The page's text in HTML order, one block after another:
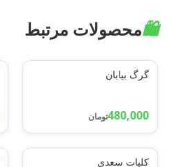
🛍️محصولات مرتبط
گرگ بیابان
480,000تومان
کلیات سعدی